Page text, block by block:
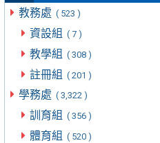
教務處 ( 523 )
資設組 ( 7 )
教學組 ( 308 )
註冊組 ( 201 )
學務處 ( 3,322 )
訓育組 ( 356 )
體育組 ( 520 )